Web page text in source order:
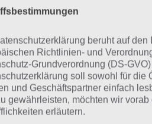
findest du alle
Wir empfehlen stets
unsere schnelle Suche, da
hervorragend für das tägliche
beruht auf
Richtlinien- und
Grundverordnung (DS-
soll sowohl für die
und Geschäftspartner einfach
gewährleisten, möchten wir vorab
erläutern.